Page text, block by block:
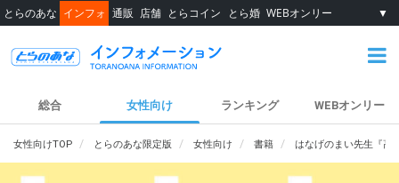
とらのあな インフォ 通販 店舗 とらコイン とら婚 WEBオンリー ▼
総合 女性向け ランキング WEBオンリー
女性向けTOP とらのあな限定版 女性向け 書籍 はなげのまい先生『高